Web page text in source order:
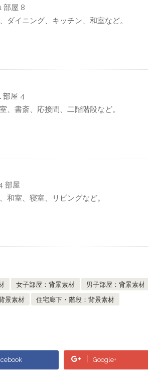
部屋 8
ダイニング、キッチン、和室など。
部屋 4
、書斎、応接間、二階階段など。
部屋
和室、寝室、リビングなど。
女子部屋：背景素材
男子部屋：背景素材
景素材
住宅廊下・階段：背景素材
Google+